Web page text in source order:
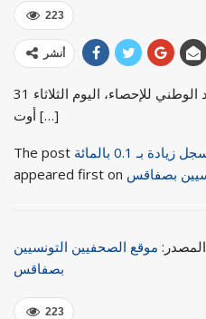
223
أنشر
كشفت معطيات نشرها المعهد الوطني للإحصاء، اليوم الثلاثاء 31
أوت […]
The post
بـ 0.1 بالمائة
appeared first on بصفاقس
موقع الصحفيين التونسيين
بصفاقس
223